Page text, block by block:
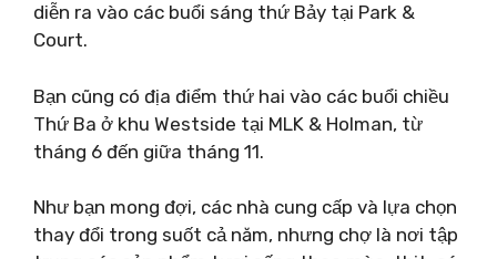
diễn ra vào các buổi sáng thứ Bảy tại Park & ​​
Court.
Bạn cũng có địa điểm thứ hai vào các buổi chiều
Thứ Ba ở khu Westside tại MLK & Holman, từ
tháng 6 đến giữa tháng 11.
Như bạn mong đợi, các nhà cung cấp và lựa chọn
thay đổi trong suốt cả năm, nhưng chợ là nơi tập